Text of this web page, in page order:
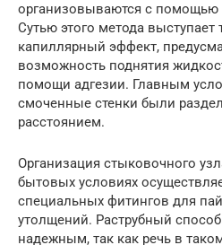
организовываются с помощью
Сутью этого метода
капиллярный эффект,
возможность поднятия
помощи адгезии. Главным
смоченные стенки были
расстоянием.
Организация стыковочного
бытовых условиях
специальных фитингов для
утолщений. Раструбный способ
надежным, так как речь в